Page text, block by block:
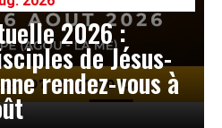
2026 :
de Jésus-
rendez-vous à